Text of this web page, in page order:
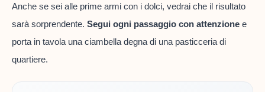
Anche se sei alle prime armi con i dolci, vedrai che il risultato
sarà sorprendente. Segui ogni passaggio con attenzione e
porta in tavola una ciambella degna di una pasticceria di
quartiere.